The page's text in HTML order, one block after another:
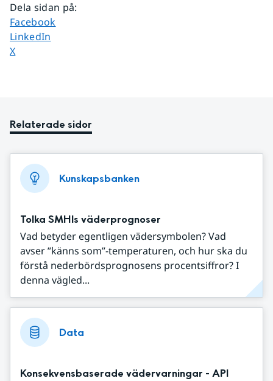
Dela sidan på:
Dela sidan på
Facebook
Dela sidan på
LinkedIn
Dela sidan på
X
Relaterade sidor
Kunskapsbanken
Tolka SMHIs väderprognoser
Vad betyder egentligen vädersymbolen? Vad
avser ”känns som”-temperaturen, och hur ska du
förstå nederbördsprognosens procentsiffror? I
denna vägled...
Data
Konsekvensbaserade vädervarningar - API